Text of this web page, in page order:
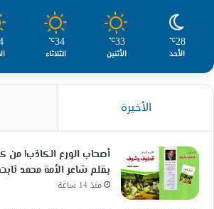
28
℃
الأحد
33
℃
الأثنين
34
℃
الثلاثاء
الأخيرة
أصحاب الورع الكاذب!
بقلم شاعر الأمة محمد ثابت
منذ 14 ساعة